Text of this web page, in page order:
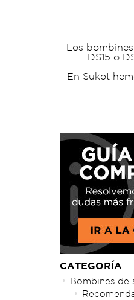
Los
DS15 o
En Sukot
CATEGORÍA
Bombines de